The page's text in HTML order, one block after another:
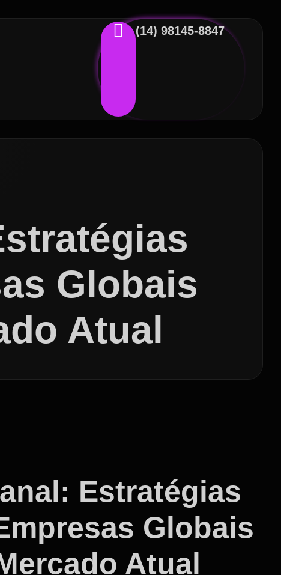
(14) 98145-8847
Globais
Atual
Estratégias
Globais
Atual